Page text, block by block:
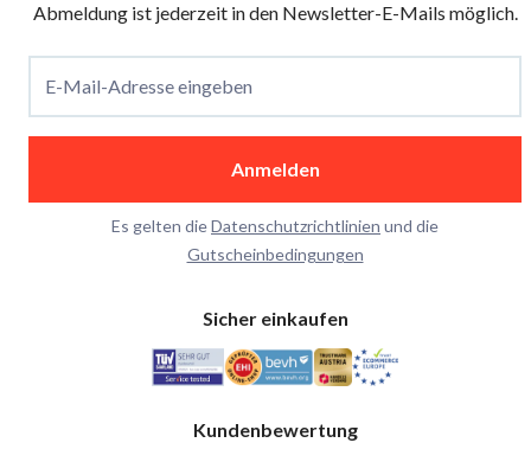
Abmeldung ist jederzeit in den Newsletter-E-Mails möglich.
E-Mail-Adresse eingeben
Anmelden
Es gelten dieDatenschutzrichtlinien und die
Gutscheinbedingungen
Sicher einkaufen
Kundenbewertung